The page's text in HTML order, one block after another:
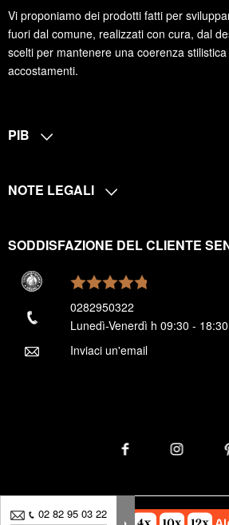
Vi proponiamo dei prodotti fatti per
fuori dal comune, realizzati con cura, dal
scelti per mantenere una coerenza
accostamenti.
PIB
NOTE LEGALI
SODDISFAZIONE DEL CLIENTE
0282950322
Lunedì-Venerdì h 09:30 - 18:30
Inviaci un'email
02 82 95 03 22